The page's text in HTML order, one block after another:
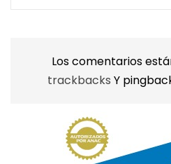
Los comentarios
trackbacks Y